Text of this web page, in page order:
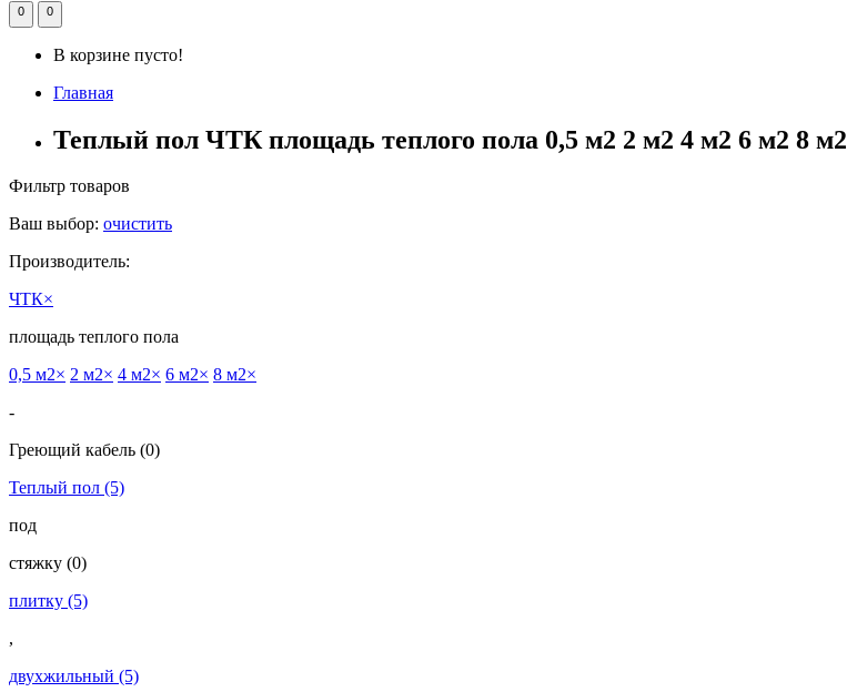
0 0
В корзине пусто!
Главная
Теплый пол ЧТК площадь теплого пола 0,5 м2 2 м2 4 м2 6 м2 8 м2
Фильтр товаров
Ваш выбор: очистить
Производитель:
ЧТК×
площадь теплого пола
0,5 м2× 2 м2× 4 м2× 6 м2× 8 м2×
-
Греющий кабель (0)
Теплый пол (5)
под
cтяжку (0)
плитку (5)
,
двухжильный (5)